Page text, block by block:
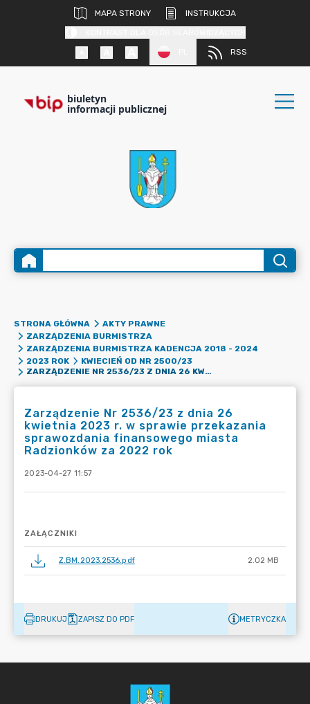
MAPA STRONY
INSTRUKCJA
RSS
biuletyn
informacji publicznej
STRONA GŁÓWNA
AKTY PRAWNE
ZARZĄDZENIA BURMISTRZA
ZARZĄDZENIA BURMISTRZA KADENCJA 2018 - 2024
2023 ROK
KWIECIEŃ OD NR 2500/23
ZARZĄDZENIE NR 2536/23 Z DNIA 26 KWIETNIA 2023 R. W SPRAWIE PRZEKAZANIA SPRAWOZDANIA FINANSOWEGO MIASTA RADZIONKÓW ZA 2022 ROK
Zarządzenie Nr 2536/23 z dnia 26
kwietnia 2023 r. w sprawie przekazania
sprawozdania finansowego miasta
Radzionków za 2022 rok
2023-04-27 11:57
ZAŁĄCZNIKI
Z.BM.2023.2536.pdf 2.02 MB
DRUKUJ ZAPISZ DO PDF METRYCZKA